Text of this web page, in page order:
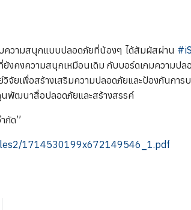
ความสนุกแบบปลอดภัยที่น้องๆ ได้สัมผัสผ่าน
ความสนุกเหมือนเดิม กับบอร์ดเกมความปลอ
จัยเพื่อสร้างเสริมความปลอดภัยและป้องกันการ
พัฒนาสื่อปลอดภัยและสร้างสรรค์
กัด”
1714530199x672149546_1.pdf